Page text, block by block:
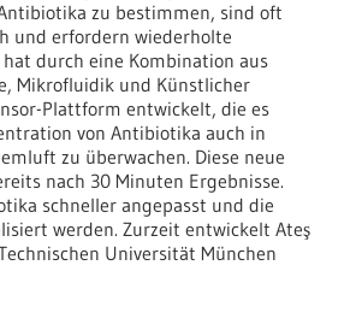
zu bestimmen, sind oft
und erfordern wiederholte
durch eine Kombination aus
Mikrofluidik und Künstlicher
Plattform entwickelt, die es
von Antibiotika auch in
zu überwachen. Diese neue
nach 30 Minuten Ergebnisse.
schneller angepasst und die
werden. Zurzeit entwickelt Ateş
Universität München